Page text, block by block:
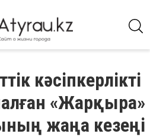
кәсіпкерлікті
«Жарқыра»
жаңа кезеңі